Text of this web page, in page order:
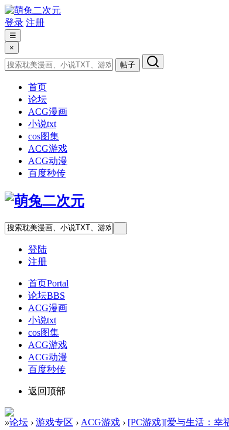
登录 注册
☰
×
帖子
首页
论坛
ACG漫画
小说txt
cos图集
ACG游戏
ACG动漫
百度秒传
登陆
注册
首页Portal
论坛BBS
ACG漫画
小说txt
cos图集
ACG游戏
ACG动漫
百度秒传
返回顶部
»论坛 › 游戏专区 › ACG游戏 › [PC游戏][爱与生活：幸